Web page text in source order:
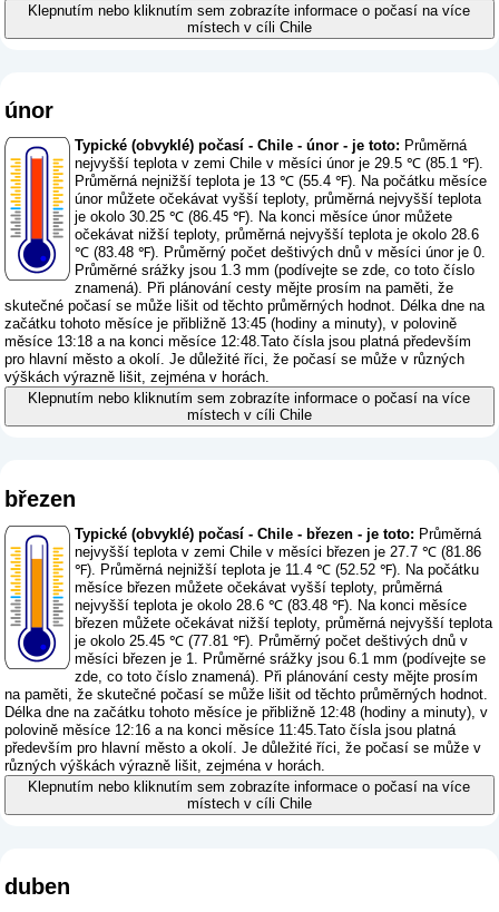
Klepnutím nebo kliknutím sem zobrazíte informace o počasí na více
místech v cíli Chile
únor
Typické (obvyklé) počasí - Chile - únor - je toto: Průměrná
nejvyšší teplota v zemi Chile v měsíci únor je 29.5 ℃ (85.1 ℉).
Průměrná nejnižší teplota je 13 ℃ (55.4 ℉). Na počátku měsíce
únor můžete očekávat vyšší teploty, průměrná nejvyšší teplota
je okolo 30.25 ℃ (86.45 ℉). Na konci měsíce únor můžete
očekávat nižší teploty, průměrná nejvyšší teplota je okolo 28.6
℃ (83.48 ℉). Průměrný počet deštivých dnů v měsíci únor je 0.
Průměrné srážky jsou 1.3 mm (podívejte se zde, co toto číslo
znamená). Při plánování cesty mějte prosím na paměti, že
skutečné počasí se může lišit od těchto průměrných hodnot. Délka dne na
začátku tohoto měsíce je přibližně 13:45 (hodiny a minuty), v polovině
měsíce 13:18 a na konci měsíce 12:48.Tato čísla jsou platná především
pro hlavní město a okolí. Je důležité říci, že počasí se může v různých
výškách výrazně lišit, zejména v horách.
Klepnutím nebo kliknutím sem zobrazíte informace o počasí na více
místech v cíli Chile
březen
Typické (obvyklé) počasí - Chile - březen - je toto: Průměrná
nejvyšší teplota v zemi Chile v měsíci březen je 27.7 ℃ (81.86
℉). Průměrná nejnižší teplota je 11.4 ℃ (52.52 ℉). Na počátku
měsíce březen můžete očekávat vyšší teploty, průměrná
nejvyšší teplota je okolo 28.6 ℃ (83.48 ℉). Na konci měsíce
březen můžete očekávat nižší teploty, průměrná nejvyšší teplota
je okolo 25.45 ℃ (77.81 ℉). Průměrný počet deštivých dnů v
měsíci březen je 1. Průměrné srážky jsou 6.1 mm (podívejte se
zde, co toto číslo znamená). Při plánování cesty mějte prosím
na paměti, že skutečné počasí se může lišit od těchto průměrných hodnot.
Délka dne na začátku tohoto měsíce je přibližně 12:48 (hodiny a minuty), v
polovině měsíce 12:16 a na konci měsíce 11:45.Tato čísla jsou platná
především pro hlavní město a okolí. Je důležité říci, že počasí se může v
různých výškách výrazně lišit, zejména v horách.
Klepnutím nebo kliknutím sem zobrazíte informace o počasí na více
místech v cíli Chile
duben